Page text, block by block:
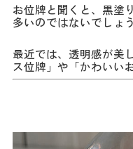
お位牌と聞くと、黒塗
多いのではないでしょう
最近では、透明感が美
ス位牌」や「かわいい